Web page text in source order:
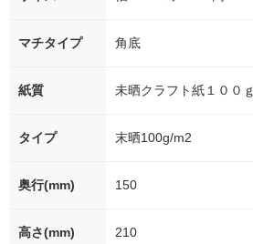
マチタイプ 角底
紙質 未晒クラフト紙１００ｇ
タイプ 末晒100g/m2
奥行(mm) 150
高さ(mm) 210